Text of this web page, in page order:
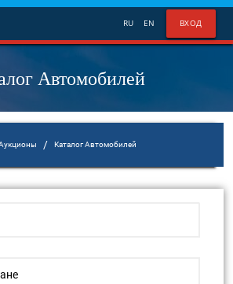
ВХОД
RU EN
Автомобилей
/ Каталог Автомобилей